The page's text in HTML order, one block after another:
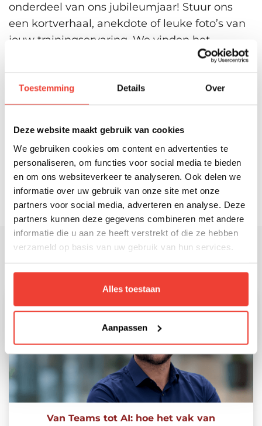
Toestemming Details Over
Deze website maakt gebruik van cookies
We gebruiken cookies om content en advertenties te
personaliseren, om functies voor social media te bieden
en om ons websiteverkeer te analyseren. Ook delen we
informatie over uw gebruik van onze site met onze
partners voor social media, adverteren en analyse. Deze
partners kunnen deze gegevens combineren met andere
informatie die u aan ze heeft verstrekt of die ze hebben
verzameld op basis van uw gebruik van hun services.
Alles toestaan
Aanpassen
onderdeel van ons jubileumjaar! Stuur ons
een kortverhaal, anekdote of leuke foto’s van
jouw trainingservaring. We vinden het
geweldig om te zien hoe onze trainingen
der jaren is meegegeven.
naar:info@explainit.nl. Wie weet zie je jouw
verhaal of foto terug in onze
jubileumuitingen!
Van Teams tot AI: hoe het vak van